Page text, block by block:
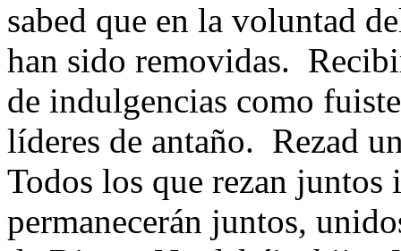
sabed que en la voluntad
han sido removidas.
de indulgencias como
líderes de antaño. Rezad
Todos los que rezan
permanecerán juntos,